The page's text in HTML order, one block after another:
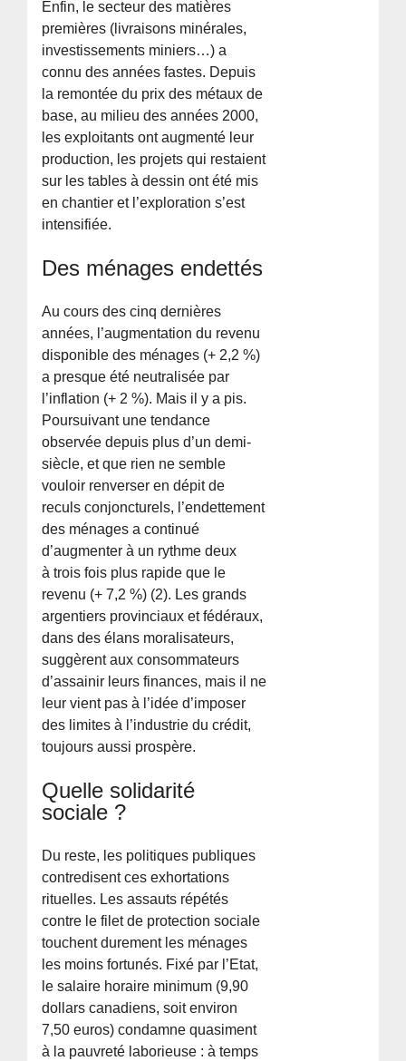
Enfin, le secteur des matières
premières (livraisons minérales,
investissements miniers…) a
connu des années fastes. Depuis
la remontée du prix des métaux de
base, au milieu des années 2000,
les exploitants ont augmenté leur
production, les projets qui restaient
sur les tables à dessin ont été mis
en chantier et l’exploration s’est
intensifiée.
Des ménages endettés
Au cours des cinq dernières
années, l’augmentation du revenu
disponible des ménages (+ 2,2 %)
a presque été neutralisée par
l’inflation (+ 2 %). Mais il y a pis.
Poursuivant une tendance
observée depuis plus d’un demi-
siècle, et que rien ne semble
vouloir renverser en dépit de
reculs conjoncturels, l’endettement
des ménages a continué
d’augmenter à un rythme deux
à trois fois plus rapide que le
revenu (+ 7,2 %) (2). Les grands
argentiers provinciaux et fédéraux,
dans des élans moralisateurs,
suggèrent aux consommateurs
d’assainir leurs finances, mais il ne
leur vient pas à l’idée d’imposer
des limites à l’industrie du crédit,
toujours aussi prospère.
Quelle solidarité
sociale ?
Du reste, les politiques publiques
contredisent ces exhortations
rituelles. Les assauts répétés
contre le filet de protection sociale
touchent durement les ménages
les moins fortunés. Fixé par l’Etat,
le salaire horaire minimum (9,90
dollars canadiens, soit environ
7,50 euros) condamne quasiment
à la pauvreté laborieuse : à temps